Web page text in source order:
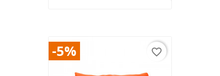
-5% favorite_border